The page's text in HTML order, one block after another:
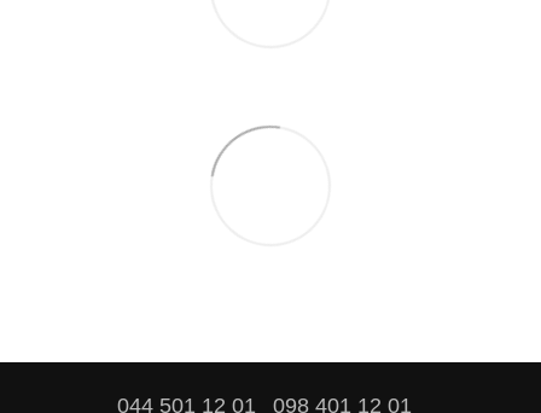
044 501 12 01 098 401 12 01